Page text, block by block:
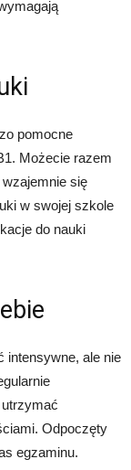
pomocne
Możecie razem
się
w swojej szkole
do nauki
intensywne, ale nie
Odpoczęty
egzaminu.